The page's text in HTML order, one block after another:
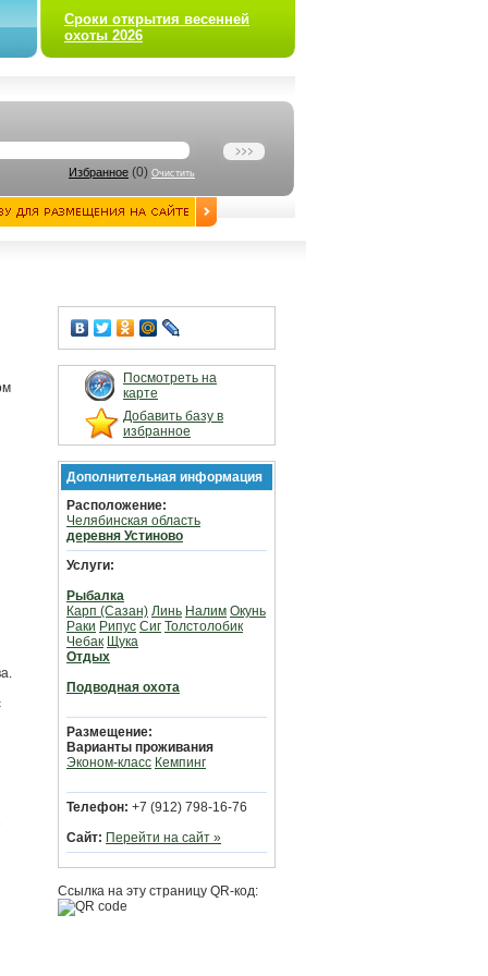
Сроки открытия весенней
охоты 2026
Избранное (0) Очистить
Посмотреть на
карте
Добавить базу в
избранное
Дополнительная информация
Расположение:
Челябинская область
деревня Устиново
Услуги:
Рыбалка
Карп (Сазан) Линь Налим Окунь
Раки Рипус Сиг Толстолобик
Чебак Щука
Отдых
Подводная охота
Размещение:
Варианты проживания
Эконом-класс Кемпинг
Телефон: +7 (912) 798-16-76
Сайт: Перейти на сайт »
Ссылка на эту страницу QR-код: